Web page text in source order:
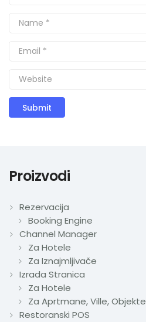
Proizvodi
Rezervacija
Booking Engine
Channel Manager
Za Hotele
Za Iznajmljivače
Izrada Stranica
Za Hotele
Za Aprtmane, Ville, Objekte
Restoranski POS